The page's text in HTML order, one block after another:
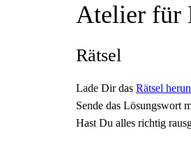
Atelier für
Rätsel
Lade Dir das Rätsel
Sende das Lösungswort
Hast Du alles richtig